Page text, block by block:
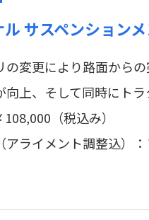
サスペンション
の変更により路面から
向上、そして同時にト
108,000（税込み）
アライメント調整込）